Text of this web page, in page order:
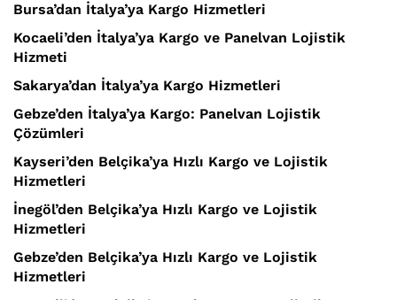
Bursa’dan İtalya’ya Kargo Hizmetleri
Kocaeli’den İtalya’ya Kargo ve Panelvan Lojistik
Hizmeti
Sakarya’dan İtalya’ya Kargo Hizmetleri
Gebze’den İtalya’ya Kargo: Panelvan Lojistik
Çözümleri
Kayseri’den Belçika’ya Hızlı Kargo ve Lojistik
Hizmetleri
İnegöl’den Belçika’ya Hızlı Kargo ve Lojistik
Hizmetleri
Gebze’den Belçika’ya Hızlı Kargo ve Lojistik
Hizmetleri